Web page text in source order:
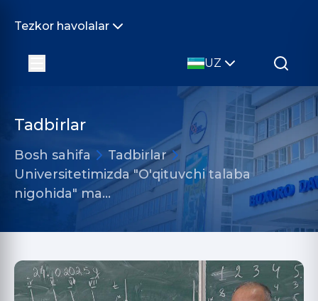
Tezkor havolalar
UZ
Tadbirlar
Bosh sahifa
Tadbirlar
Universitetimizda "O'qituvchi talaba
nigohida" ma…